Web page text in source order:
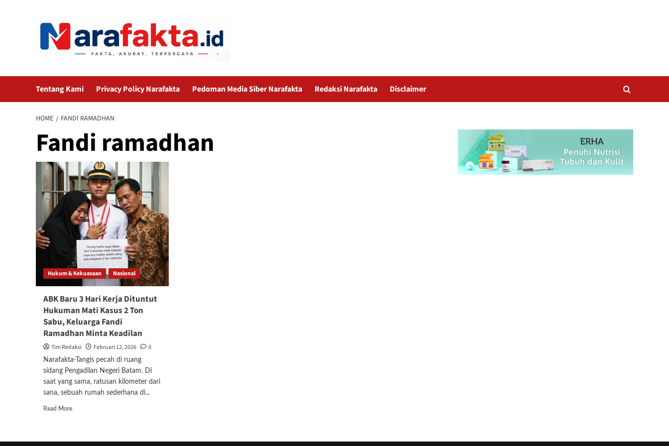
Tentang Kami Privacy Policy Narafakta Pedoman Media Siber Narafakta Redaksi Narafakta Disclaimer
HOME FANDI RAMADHAN
Fandi ramadhan
Hukum & Kekuasaan Nasional
ABK Baru 3 Hari Kerja Dituntut
Hukuman Mati Kasus 2 Ton
Sabu, Keluarga Fandi
Ramadhan Minta Keadilan
Tim Redaksi Februari 12, 2026 0
Narafakta-Tangis pecah di ruang
sidang Pengadilan Negeri Batam. Di
saat yang sama, ratusan kilometer dari
sana, sebuah rumah sederhana di...
Read MoreRead